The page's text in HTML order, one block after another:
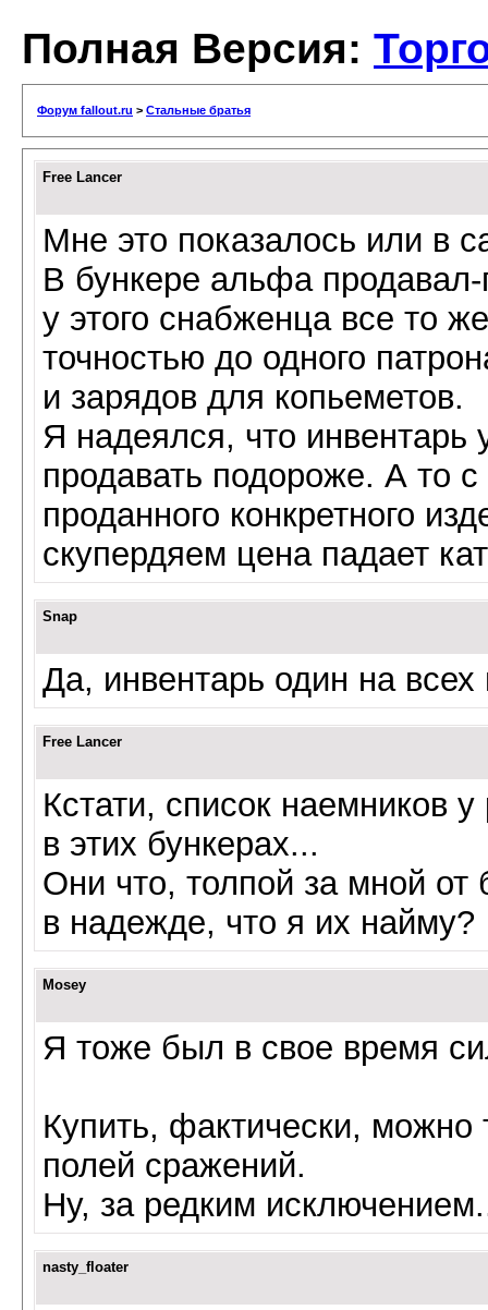
Полная Версия:
Форум fallout.ru > Стальные братья
Free Lancer
Мне это показалось или в
В бункере альфа
у этого снабженца все то
точностью до одного
и зарядов для копьеметов.
Я надеялся, что
продавать подороже. А то
проданного конкретного
скупердяем цена падает
Snap
Да, инвентарь один на
Free Lancer
Кстати, список наемников
в этих бункерах...
Они что, толпой за мной от
в надежде, что я их найму?
Mosey
Я тоже был в свое время
Купить, фактически,
полей сражений.
Ну, за редким
nasty_floater